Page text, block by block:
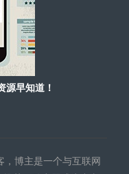
源早知道！
博主是一个与互联网